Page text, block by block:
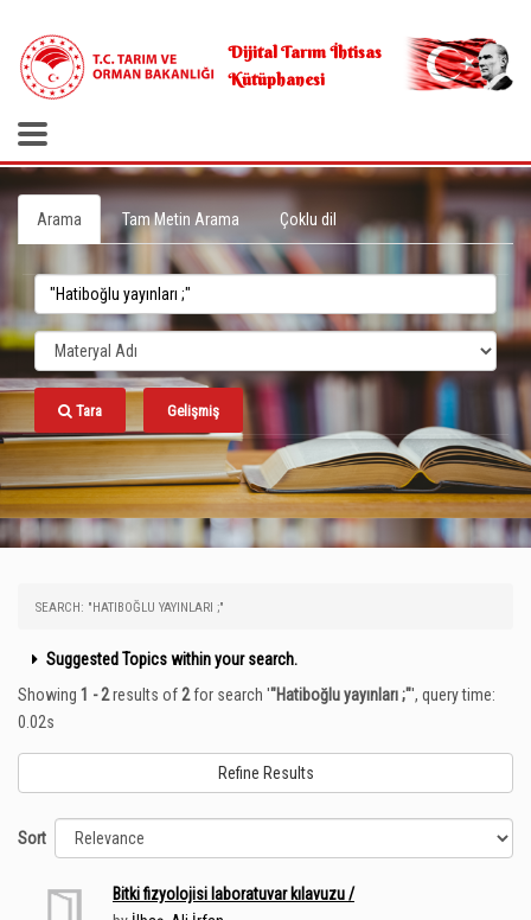
Dijital Tarım İhtisas
Kütüphanesi
Arama Tam Metin Arama Çoklu dil
Tara Gelişmiş
SEARCH: "HATIBOĞLU YAYINLARI ;"
Suggested Topics within your search.
Showing 1 - 2results of 2for search '"Hatiboğlu yayınları ;"', query time:
0.02s
Refine Results
Sort
Bitki fizyolojisi laboratuvar kılavuzu /